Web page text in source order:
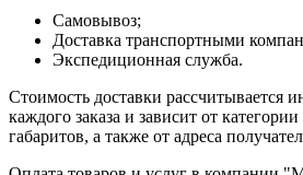
Самовывоз;
Доставка транспортными
Экспедиционная служба.
Стоимость доставки рассчитывается
каждого заказа и зависит от категории
габаритов, а также от адреса